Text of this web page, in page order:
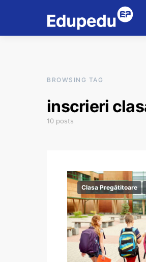
BROWSING TAG
inscrieri
10 posts
Clasa Pregătitoare